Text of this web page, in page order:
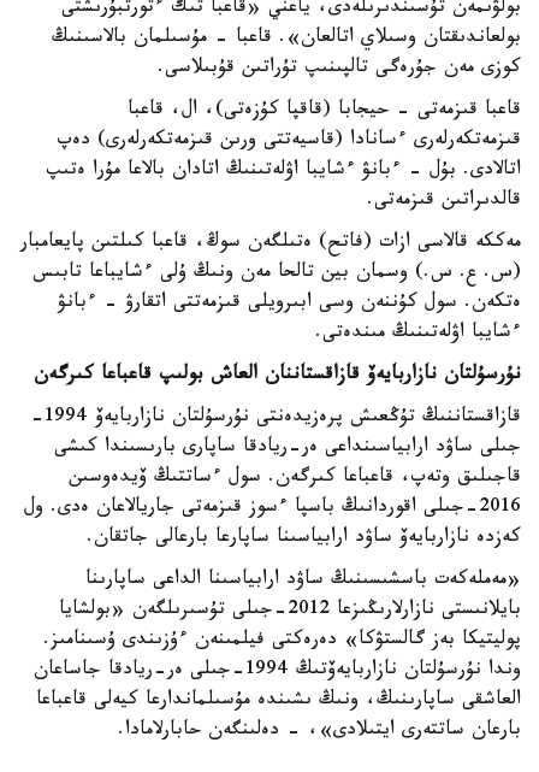
بولۋىمەن تۇسىندىرىلەدى، ياعني «قاعبا تىك ءتورتبۇرىشتى
بولعاندىقتان وسىلاي اتالعان». قاعبا - مۇسىلمان بالاسىنىڭ
كوزى مەن جۇرەگى تالپىنىپ تۇراتىن قۇبىلاسى.
قاعبا قىزمەتى - حيجابا (قاقپا كۇزەتى)، ال، قاعبا
قىزمەتكەرلەرى ءسانادا (قاسيەتتى ورىن قىزمەتكەرلەرى) دەپ
اتالادى. بۇل - ءبانۋ ءشايبا اۋلەتىنىڭ اتادان بالاعا مۇرا ەتىپ
قالدىراتىن قىزمەتى.
مەككە قالاسى ازات (فاتح) ەتىلگەن سوڭ، قاعبا كىلتىن پايعامبار
(س. ع. س.) وسمان بين تالحا مەن ونىڭ ۇلى ءشايباعا تابىس
ەتكەن. سول كۇننەن وسى ابىرويلى قىزمەتتى اتقارۋ - ءبانۋ
ءشايبا اۋلەتىنىڭ مىندەتى.
نۇرسۇلتان نازاربايەۆ قازاقستاننان العاش بولىپ قاعباعا كىرگەن
قازاقستاننىڭ تۇڭعىش پرەزيدەنتى نۇرسۇلتان نازاربايەۆ 1994-
جىلى ساۋد ارابياسىنداعى ەر-ريادقا ساپارى بارىسىندا كىشى
قاجىلىق وتەپ، قاعباعا كىرگەن. سول ءساتتىڭ ۆيدەوسىن
2016-جىلى اقوردانىڭ باسپا ءسوز قىزمەتى جاريالاعان ەدى. ول
كەزدە نازاربايەۆ ساۋد ارابياسىنا ساپارعا بارعالى جاتقان.
«مەملەكەت باسشىسىنىڭ ساۋد ارابياسىنا الداعى ساپارىنا
بايلانىستى نازارلارىڭىزعا 2012-جىلى تۇسىرىلگەن «بولشايا
پوليتيكا بەز گالستۋكا» دەرەكتى فيلمىنەن ءۇزىندى ۇسىنامىز.
وندا نۇرسۇلتان نازاربايەۆتىڭ 1994-جىلى ەر-ريادقا جاساعان
العاشقى ساپارىنىڭ، ونىڭ ىشىندە مۇسىلماندارعا كيەلى قاعباعا
بارعان ساتتەرى ايتىلادى»، - دەلىنگەن حابارلامادا.